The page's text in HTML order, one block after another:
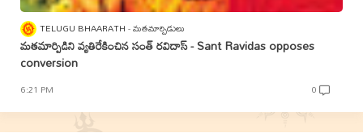
TELUGU BHAARATH మతమార్పిడులు
మతమార్పిడిని వ్యతిరేకించిన సంత్‌ రవిదాస్‌ - Sant Ravidas opposes
conversion
6:21 PM 0